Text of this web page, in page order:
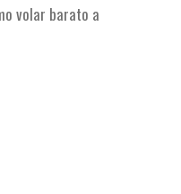
volar barato a